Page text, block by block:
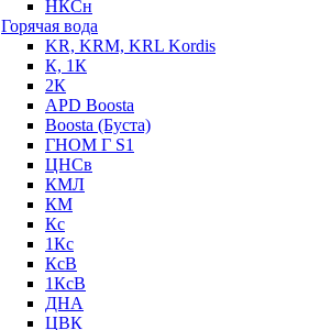
НКСн
Горячая вода
KR, KRM, KRL Kordis
К, 1К
2К
APD Boosta
Boosta (Буста)
ГНОМ Г S1
ЦНСв
КМЛ
КМ
Кс
1Кс
КсВ
1КсВ
ДНА
ЦВК